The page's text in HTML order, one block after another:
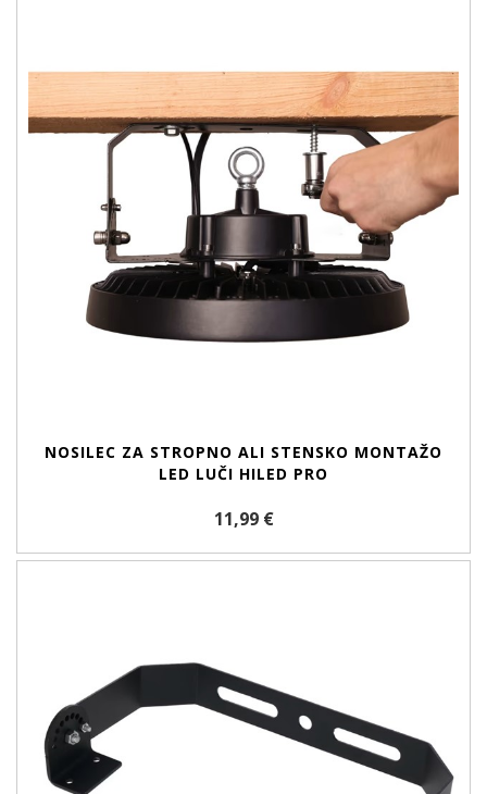
NOSILEC ZA STROPNO ALI STENSKO MONTAŽO
LED LUČI HILED PRO
11,99 €